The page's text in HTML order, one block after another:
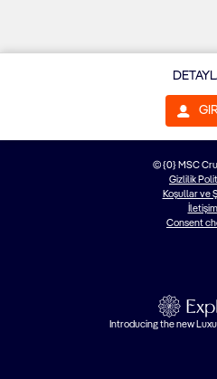
© {0} MSC
Gizlilik
Koşullar ve
İletişim
Consent
Introducing the new